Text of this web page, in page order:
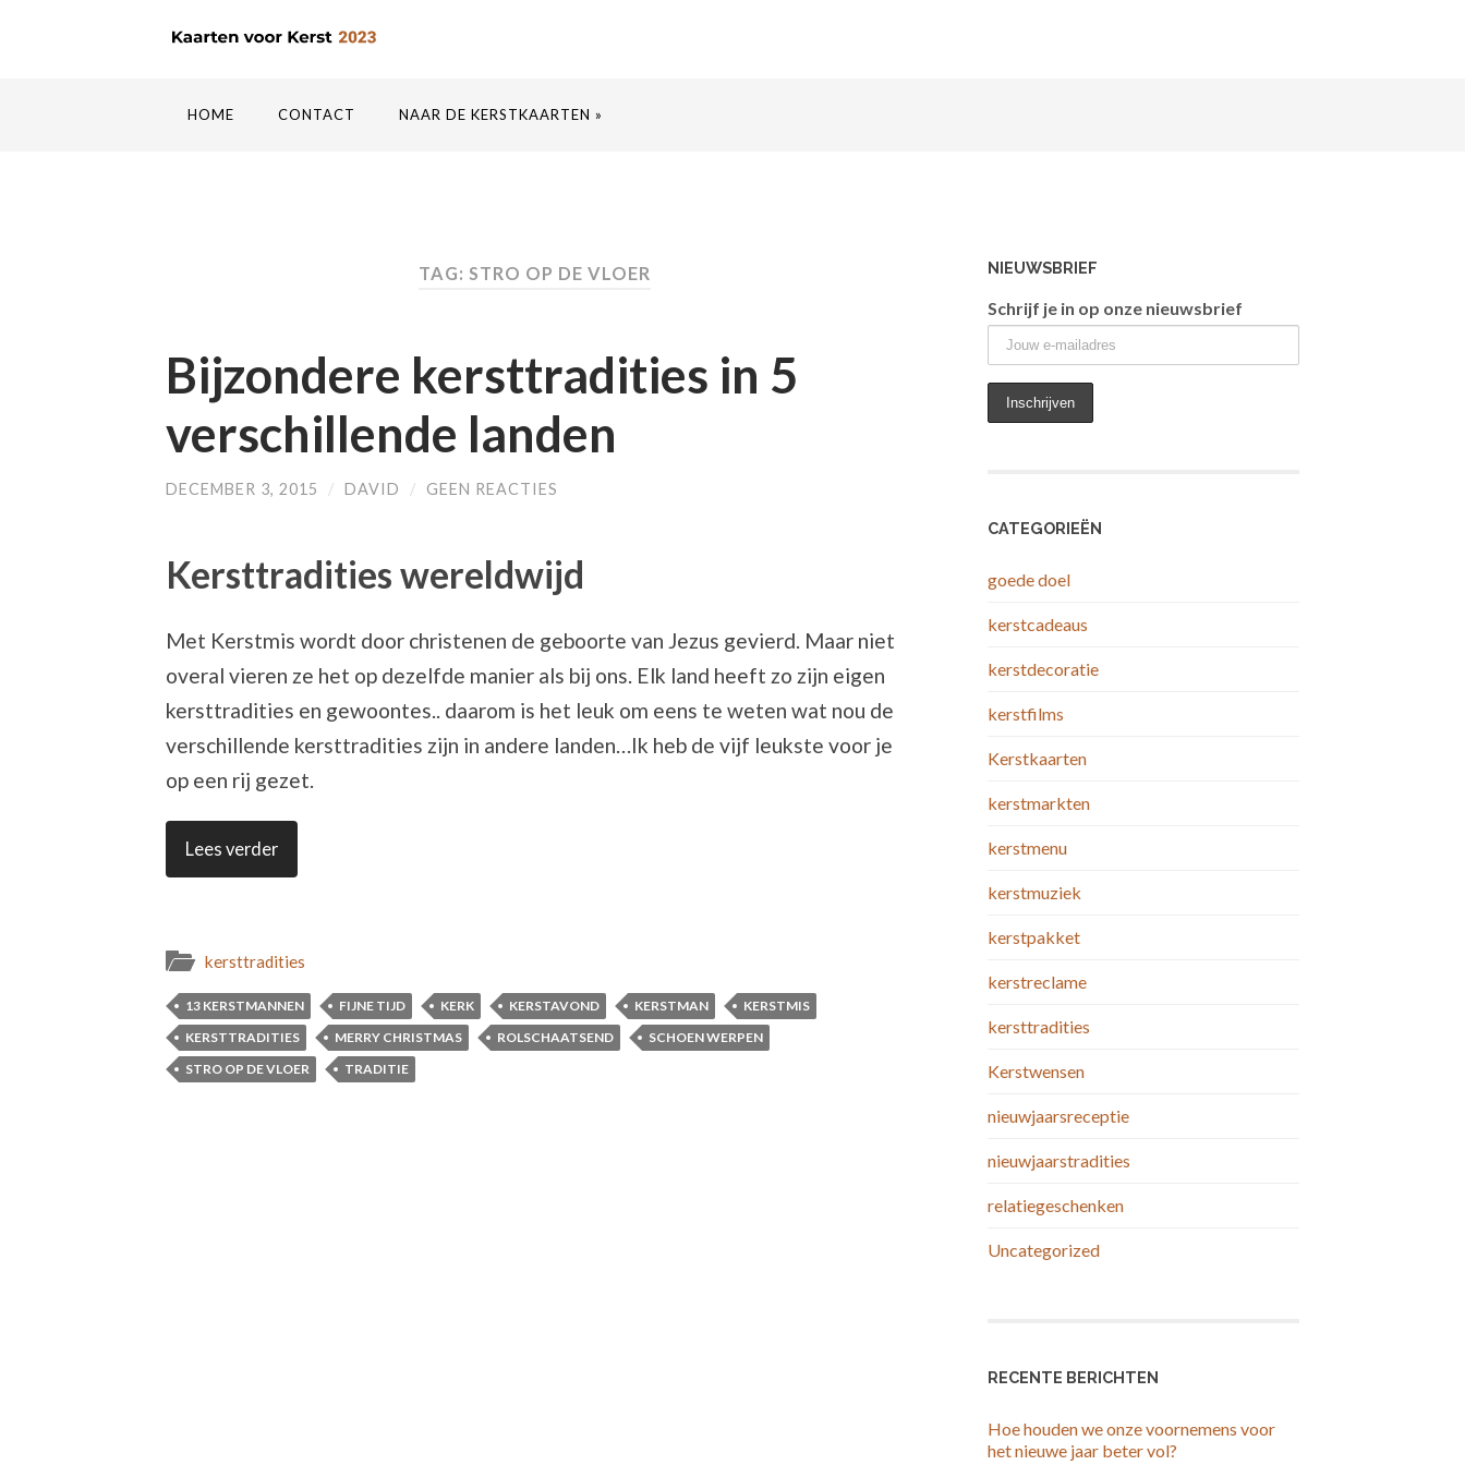
HOME CONTACT NAAR DE KERSTKAARTEN »
TAG: STRO OP DE VLOER
Bijzondere kersttradities in 5
verschillende landen
DECEMBER 3, 2015 / DAVID / GEEN REACTIES
Kersttradities wereldwijd
Met Kerstmis wordt door christenen de geboorte van Jezus gevierd. Maar niet
overal vieren ze het op dezelfde manier als bij ons. Elk land heeft zo zijn eigen
kersttradities en gewoontes.. daarom is het leuk om eens te weten wat nou de
verschillende kersttradities zijn in andere landen…Ik heb de vijf leukste voor je
op een rij gezet.
Lees verder
kersttradities
13 KERSTMANNEN FIJNE TIJD KERK KERSTAVOND KERSTMAN
KERSTMIS
KERSTTRADITIES
MERRY CHRISTMAS ROLSCHAATSEND
SCHOEN WERPEN
STRO OP DE VLOER
TRADITIE
NIEUWSBRIEF
Schrijf je in op onze nieuwsbrief
CATEGORIEËN
goede doel
kerstcadeaus
kerstdecoratie
kerstfilms
Kerstkaarten
kerstmarkten
kerstmenu
kerstmuziek
kerstpakket
kerstreclame
kersttradities
Kerstwensen
nieuwjaarsreceptie
nieuwjaarstradities
relatiegeschenken
Uncategorized
RECENTE BERICHTEN
Hoe houden we onze voornemens voor
het nieuwe jaar beter vol?